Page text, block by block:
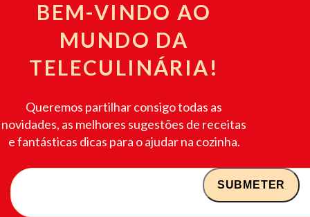
BEM-VINDO AO
MUNDO DA
TELECULINÁRIA!
Queremos partilhar consigo todas as
novidades, as melhores sugestões de receitas
e fantásticas dicas para o ajudar na cozinha.